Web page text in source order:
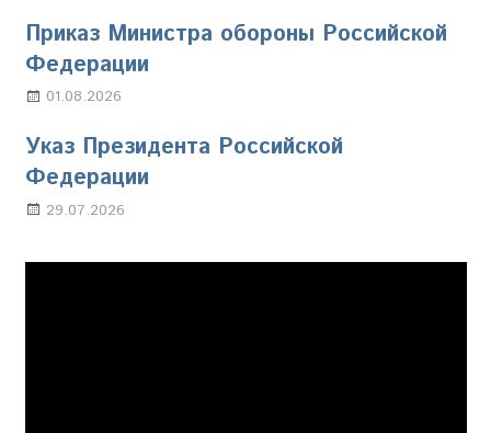
Приказ Министра обороны Российской
Федерации
01.08.2026
Указ Президента Российской
Федерации
29.07.2026